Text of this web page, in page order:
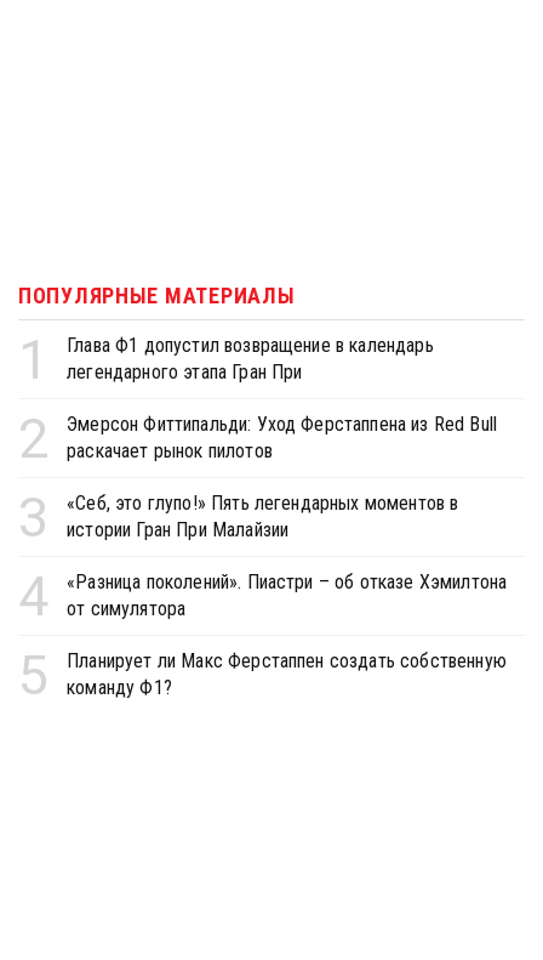
ПОПУЛЯРНЫЕ МАТЕРИАЛЫ
1
Глава Ф1 допустил возвращение в календарь
легендарного этапа Гран При
2
Эмерсон Фиттипальди: Уход Ферстаппена из Red Bull
раскачает рынок пилотов
3
«Себ, это глупо!» Пять легендарных моментов в
истории Гран При Малайзии
4
«Разница поколений». Пиастри – об отказе Хэмилтона
от симулятора
5
Планирует ли Макс Ферстаппен создать собственную
команду Ф1?